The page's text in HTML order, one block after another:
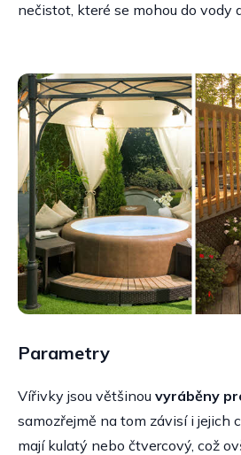
nečistot, které se mohou do vody
Parametry
Vířivky jsou většinou vyráběny
samozřejmě na tom závisí i jejich
mají kulatý nebo čtvercový, což